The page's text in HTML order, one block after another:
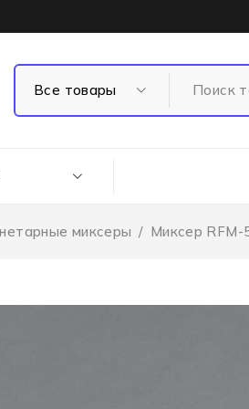
миксеры / Миксер RFM-